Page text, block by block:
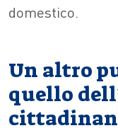
domestico.
Un altro
quello